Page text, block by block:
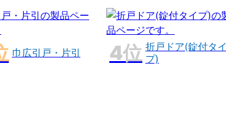
巾広引戸・片引
折戸ドア(錠付タイ
プ)